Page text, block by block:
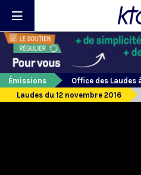
Émissions
Office des Laudes
Laudes du 12 novembre 2016